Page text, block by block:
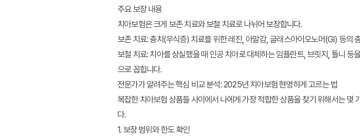
주요 보장 내용
치아보험은 크게 보존 치료와 보철 치료로 나뉘어 보장합니다.
보존 치료:충치(우식증) 치료를 위한 레진, 아말감, 글래스아이오노머(GI) 등의
보철 치료:치아를 상실했을 때 인공 치아로 대체하는 임플란트, 브릿지, 틀니 등
으로 꼽힙니다.
전문가가 알려주는 핵심 비교 분석: 2025년 치아보험 현명하게 고르는 법
복잡한 치아보험 상품들 사이에서 나에게 가장 적합한 상품을 찾기 위해서는 몇
다.
1. 보장 범위와 한도 확인